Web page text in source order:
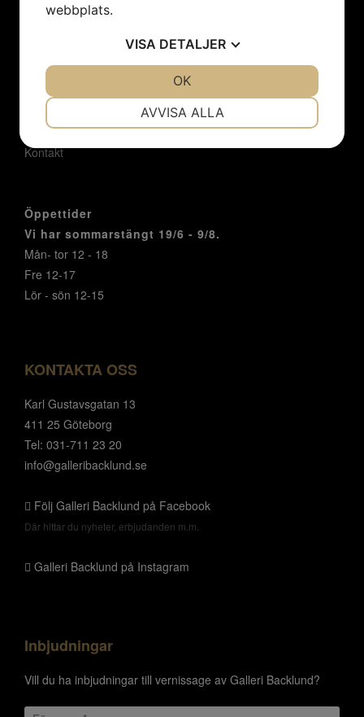
Utställningar
Integritetspolicy
Cookies
Nyheter
Kontakt
Öppettider
Vi har sommarstängt 19/6 - 9/8.
Mån- tor 12 - 18
Fre 12-17
Lör - sön 12-15
KONTAKTA OSS
Karl Gustavsgatan 13
411 25 Göteborg
Tel: 031-711 23 20
info@galleribacklund.se
Följ Galleri Backlund på Facebook
Där hittar du nyheter, erbjudanden m.m.
Galleri Backlund på Instagram
Inbjudningar
Vill du ha inbjudningar till vernissage av Galleri Backlund?
webbplats.
VISA DETALJER
AVVISA ALLA
OK